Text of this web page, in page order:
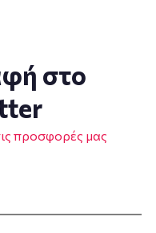
στο
προσφορές μας